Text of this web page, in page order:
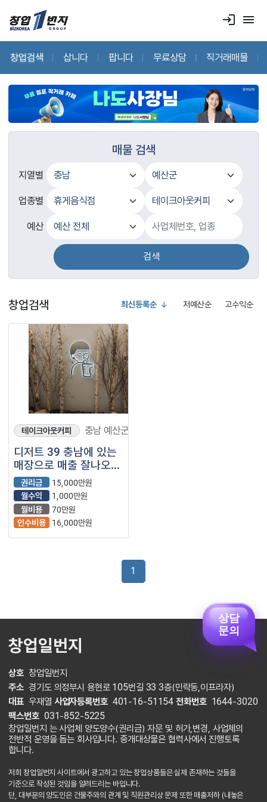
login menu
창업검색 삽니다 팝니다 무료상담 직거래매물
매물 검색
지열별
업종별
예산
검색
창업검색 최신등록순 저예산순 고수익순
테이크아웃커피 충남 예산군
디저트 39 충남에 있는
매장으로 매출 잘나오고
임대료 저렴해서
수익내기 좋은매장
권리금
15,000만원
월수익
1,000만원
월비용
70만원
인수비용
16,000만원
1
창업일번지
상호 창업일번지
주소 경기도 의정부시 용현로 105번길 33 3층(민락동,이프라자)
대표 우재열 사업자등록번호 401-16-51154 전화번호 1644-3020
팩스번호 031-852-5225
창업일번지 는 사업체 양도양수(권리금) 자문 및 허가,변경, 사업체의
전반적 운영을 돕는 회사입니다. 중개대상물은 협력사에서 진행토록
합니다.
저희 창업일번지 사이트에서 광고하고 있는 창업상품들은 실제 존재하는 것들을
기준으로 작성된 것임을 알려드리는 바입니다.
단, 대부분의 양도인은 건물주와의 관계 및 직원관리상 문제 또한 매출저하 (내놓은
상담
문의